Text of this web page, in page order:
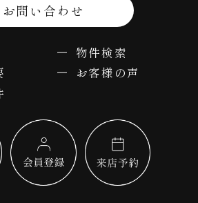
お問い合わせ
物件検索
お客様の声